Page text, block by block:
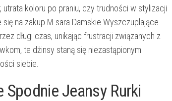
koloru po praniu, czy trudności w stylizacji
na zakup M.sara Damskie Wyszczuplające
długi czas, unikając frustracji związanych z
te dżinsy staną się niezastąpionym
siebie.
Jeansy Rurki